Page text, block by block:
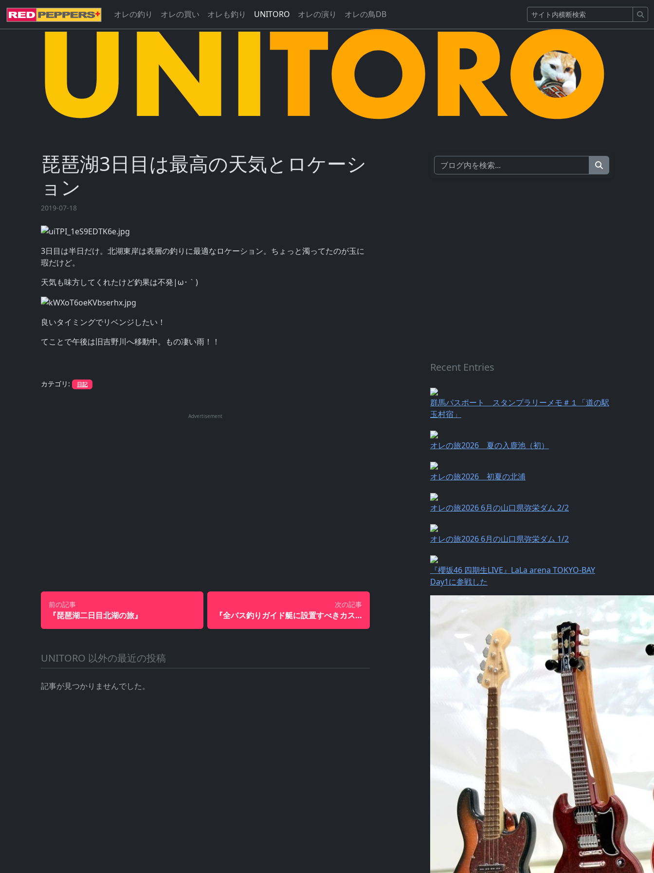
オレの釣り オレの買い オレも釣り UNITORO オレの演り オレの鳥DB
琵琶湖3日目は最高の天気とロケーシ
ョン
2019-07-18
3日目は半日だけ。北湖東岸は表層の釣りに最適なロケーション。ちょっと濁ってたのが玉に
瑕だけど。
天気も味方してくれたけど釣果は不発|ω･｀)
良いタイミングでリベンジしたい！
てことで午後は旧吉野川へ移動中。もの凄い雨！！
カテゴリ: 日記
Advertisement
前の記事
『琵琶湖二日目北湖の旅』
次の記事
『全バス釣りガイド艇に設置すべきカスタムシートjpの「ドライシートカバー（バスボート用）」』
UNITORO 以外の最近の投稿
記事が見つかりませんでした。
Recent Entries
群馬パスポート スタンプラリーメモ＃１「道の駅
玉村宿」
オレの旅2026 夏の入鹿池（初）
オレの旅2026 初夏の北浦
オレの旅2026 6月の山口県弥栄ダム 2/2
オレの旅2026 6月の山口県弥栄ダム 1/2
『櫻坂46 四期生LIVE』LaLa arena TOKYO-BAY
Day1に参戦した